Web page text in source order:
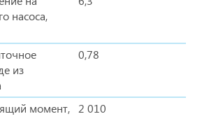
насоса,
из
0,78
момент,
2 010